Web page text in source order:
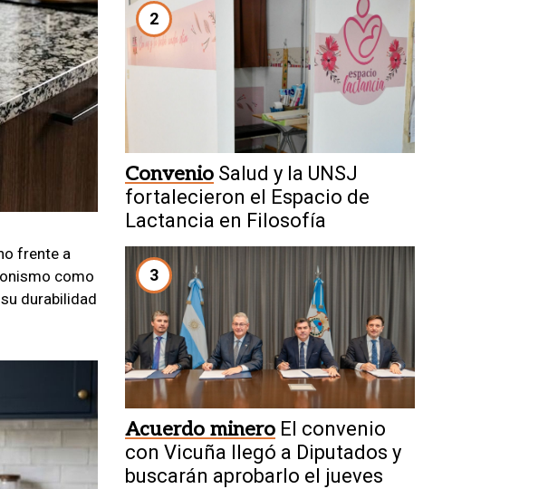
frente a
como
durabilidad
2
Convenio Salud y la UNSJ
fortalecieron el Espacio de
Lactancia en Filosofía
3
Acuerdo minero El convenio
con Vicuña llegó a Diputados y
buscarán aprobarlo el jueves